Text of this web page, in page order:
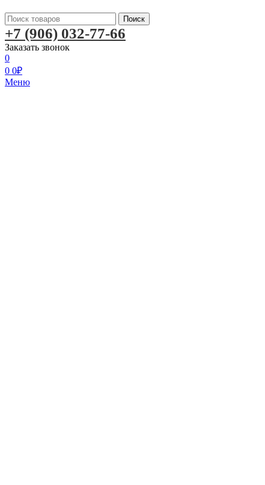
Поиск
+7 (906) 032-77-66
Заказать звонок
0
0 0₽
Меню